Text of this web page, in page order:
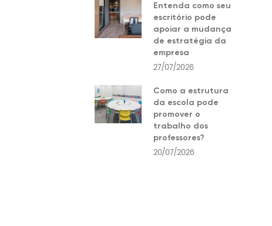
Entenda como seu
escritório pode
apoiar a mudança
de estratégia da
empresa
27/07/2026
Como a estrutura
da escola pode
promover o
trabalho dos
professores?
20/07/2026